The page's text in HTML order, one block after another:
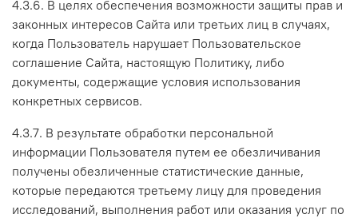
4.3.6. В целях обеспечения возможности защиты прав и
законных интересов Сайта или третьих лиц в случаях,
когда Пользователь нарушает Пользовательское
соглашение Сайта, настоящую Политику, либо
документы, содержащие условия использования
конкретных сервисов.
4.3.7. В результате обработки персональной
информации Пользователя путем ее обезличивания
получены обезличенные статистические данные,
которые передаются третьему лицу для проведения
исследований, выполнения работ или оказания услуг по